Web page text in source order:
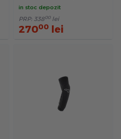
in stoc depozit
PRP: 33800 lei
27000 lei